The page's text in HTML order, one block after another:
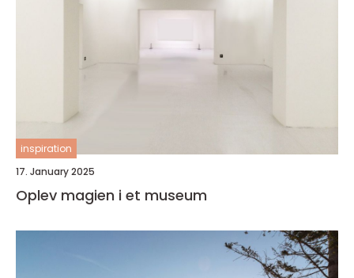
inspiration
17. January 2025
Oplev magien i et museum